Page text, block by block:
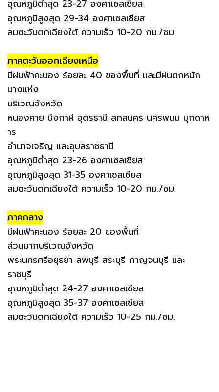
อุณหภูมิต่ำสุด 23-27 องศาเซลเซียส
อุณหภูมิสูงสุด 29-34 องศาเซลเซียส
ลมตะวันตกเฉียงใต้ ความเร็ว 10-20 กม./ชม.
ภาคตะวันออกเฉียงเหนือ
มีฝนฟ้าคะนอง ร้อยละ 40 ของพื้นที่ และมีฝนตกหนัก
บางแห่ง
บริเวณจังหวัด
หนองคาย บึงกาฬ อุดรธานี สกลนคร นครพนม มุกดาห
าร
อำนาจเจริญ และอุบลราชธานี
อุณหภูมิต่ำสุด 23-26 องศาเซลเซียส
อุณหภูมิสูงสุด 31-35 องศาเซลเซียส
ลมตะวันตกเฉียงใต้ ความเร็ว 10-20 กม./ชม.
ภาคกลาง
มีฝนฟ้าคะนอง ร้อยละ 20 ของพื้นที่
ส่วนมากบริเวณจังหวัด
พระนครศรีอยุธยา ลพบุรี สระบุรี กาญจนบุรี และ
ราชบุรี
อุณหภูมิต่ำสุด 24-27 องศาเซลเซียส
อุณหภูมิสูงสุด 35-37 องศาเซลเซียส
ลมตะวันตกเฉียงใต้ ความเร็ว 10-25 กม./ชม.